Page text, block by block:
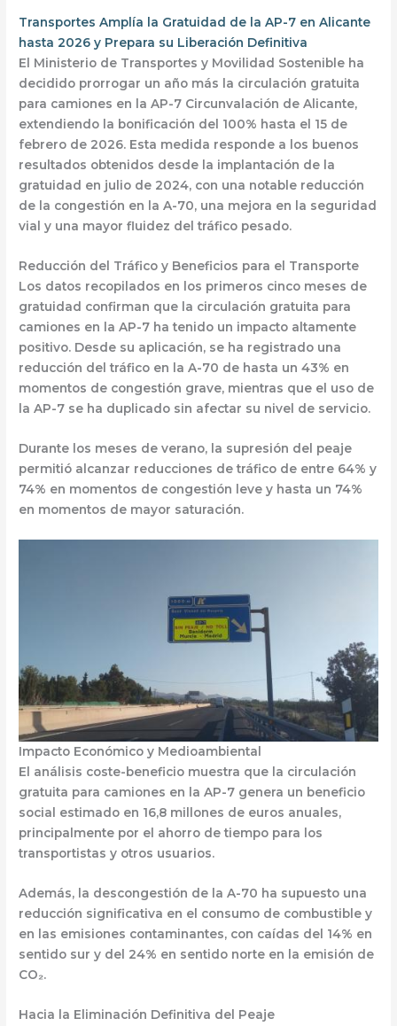
Transportes Amplía la Gratuidad de la AP-7 en Alicante
hasta 2026 y Prepara su Liberación Definitiva
El Ministerio de Transportes y Movilidad Sostenible ha
decidido prorrogar un año más la circulación gratuita
para camiones en la AP-7 Circunvalación de Alicante,
extendiendo la bonificación del 100% hasta el 15 de
febrero de 2026. Esta medida responde a los buenos
resultados obtenidos desde la implantación de la
gratuidad en julio de 2024, con una notable reducción
de la congestión en laA-70, una mejora en la seguridad
vial y una mayorfluidez del tráfico pesado.
Reducción del Tráfico y Beneficios para el Transporte
Los datos recopilados en los primeros cinco meses de
gratuidad confirman que la circulación gratuita para
camiones en la AP-7 ha tenido un impacto altamente
positivo. Desde su aplicación, se ha registrado una
reducción del tráfico en la A-70 de hasta un 43% en
momentos de congestión grave, mientras que el uso de
la AP-7 se ha duplicado sin afectar su nivel de servicio.
Durante los meses de verano, la supresión del peaje
permitió alcanzar reducciones de tráfico de entre 64% y
74% en momentos de congestión leve y hasta un 74%
en momentos de mayor saturación.
Impacto Económico y Medioambiental
El análisis coste-beneficio muestra que la circulación
gratuita para camiones en la AP-7 genera un beneficio
social estimado en 16,8 millones de euros anuales,
principalmente por el ahorro de tiempo para los
transportistas y otros usuarios.
Además, la descongestión de la A-70 ha supuesto una
reducción significativa en el consumo de combustible y
en las emisiones contaminantes, con caídas del 14% en
sentido sur y del 24% en sentido norte en la emisión de
CO₂.
Hacia la Eliminación Definitiva del Peaje